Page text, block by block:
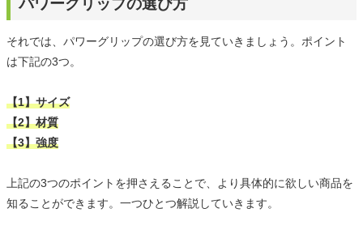
パワーグリップの選び方
それでは、パワーグリップの選び方を見ていきましょう。ポイント
は下記の3つ。
【1】サイズ
【2】材質
【3】強度
上記の3つのポイントを押さえることで、より具体的に欲しい商品を
知ることができます。一つひとつ解説していきます。